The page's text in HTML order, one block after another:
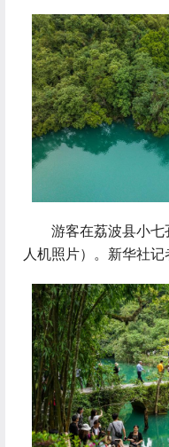
游客在荔波县小七
人机照片）。新华社记